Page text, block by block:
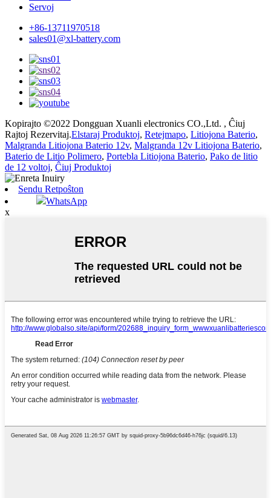
Servoj
+86-13711970518
sales01@xl-battery.com
Kopirajto ©2022 Dongguan Xuanli electronics CO.,Ltd. , Ĉiuj
Rajtoj Rezervitaj.Elstaraj Produktoj, Retejmapo, Litiojona Baterio,
Malgranda Litiojona Baterio 12v, Malgranda 12v Litiojona Baterio,
Baterio de Litio Polimero, Portebla Litiojona Baterio, Pako de litio
de 12 voltoj, Ĉiuj Produktoj
Sendu Retpoŝton
WhatsApp
x